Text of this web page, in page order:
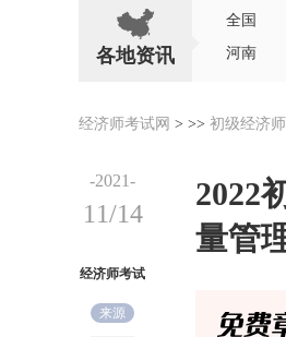
各地资讯
全国
河南
经济师考试网 > >> 初级经济师
-2021-
11/14
经济师考试
网
来源
2022
量管